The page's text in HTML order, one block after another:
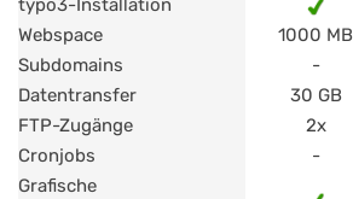
typo3-Installation
Webspace
1000 MB
Subdomains
-
Datentransfer
30 GB
FTP-Zugänge
2x
Cronjobs
-
Grafische